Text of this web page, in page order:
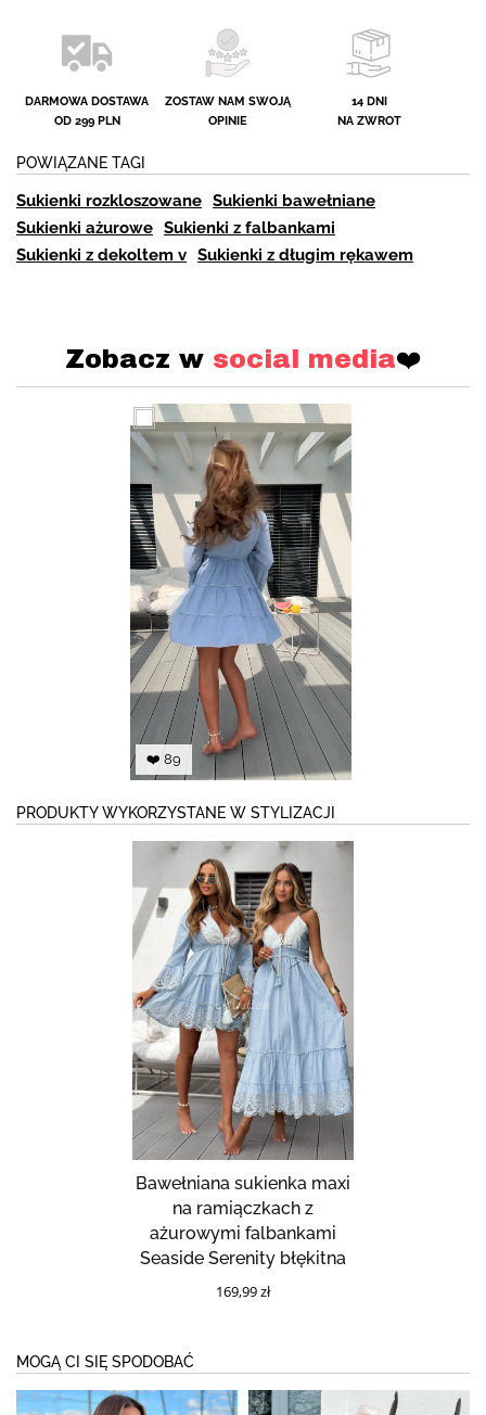
DARMOWA DOSTAWA
OD 299 PLN
ZOSTAW NAM SWOJĄ
OPINIE
14 DNI
NA ZWROT
POWIĄZANE TAGI
Sukienki rozkloszowane Sukienki bawełniane
Sukienki ażurowe Sukienki z falbankami
Sukienki z dekoltem v Sukienki z długim rękawem
Zobacz w social media❤️
❤️ 89
PRODUKTY WYKORZYSTANE W STYLIZACJI
Bawełniana sukienka maxi
na ramiączkach z
ażurowymi falbankami
Seaside Serenity błękitna
169,99 zł
MOGĄ CI SIĘ SPODOBAĆ